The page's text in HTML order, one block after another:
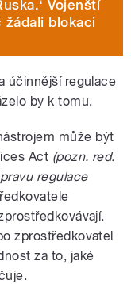
Vojenští
blokaci
účinnější regulace
by k tomu.
může být
Act (pozn. red.
regulace
zprostředkovatel
za to, jaké